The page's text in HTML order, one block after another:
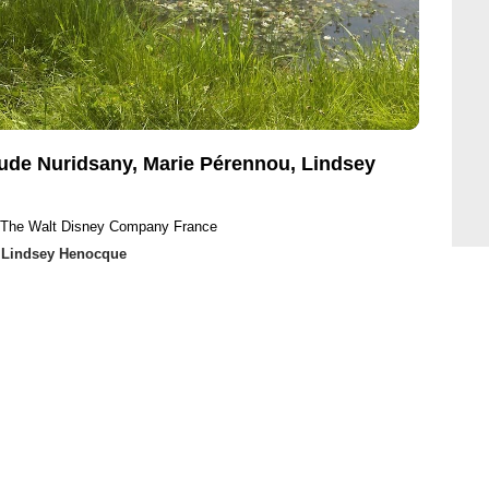
Nuridsany, Marie Pérennou, Lindsey
Walt Disney Company France
Lindsey Henocque